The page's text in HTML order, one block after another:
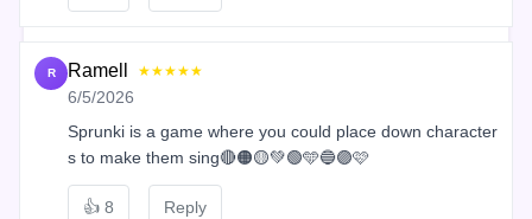
R Ramell ★★★★★
6/5/2026
Sprunki is a game where you could place down character
s to make them sing🔴🟠🟡💚🟢🩵🔵🟣🩷
👍 8 Reply